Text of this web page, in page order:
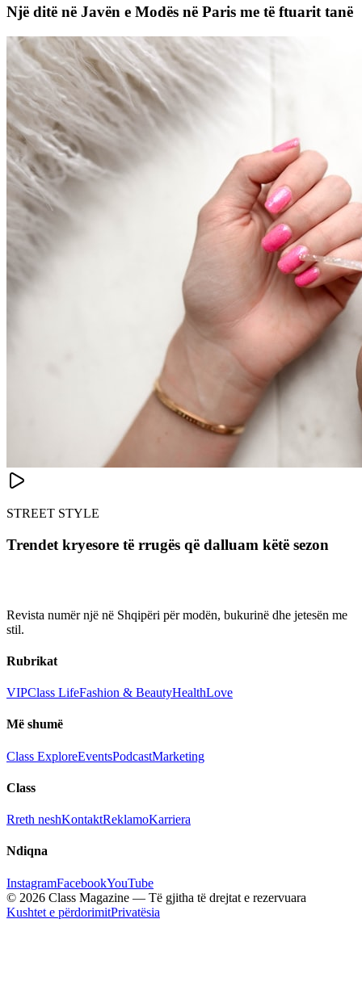
Një ditë në Javën e Modës në Paris me të ftuarit tanë
STREET STYLE
Trendet kryesore të rrugës që dalluam këtë sezon
Revista numër një në Shqipëri për modën, bukurinë dhe jetesën me
stil.
Rubrikat
VIPClass LifeFashion & BeautyHealthLove
Më shumë
Class ExploreEventsPodcastMarketing
Class
Rreth neshKontaktReklamoKarriera
Ndiqna
InstagramFacebookYouTube
© 2026 Class Magazine — Të gjitha të drejtat e rezervuara
Kushtet e përdorimitPrivatësia